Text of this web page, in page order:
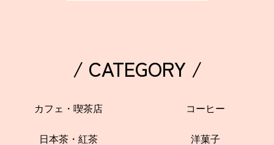
/ CATEGORY /
カフェ・喫茶店 コーヒー
日本茶・紅茶 洋菓子